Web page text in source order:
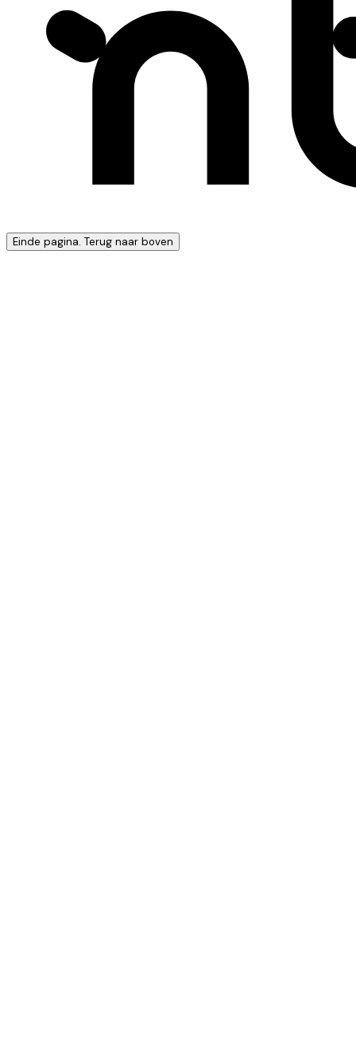
Einde pagina. Terug naar boven